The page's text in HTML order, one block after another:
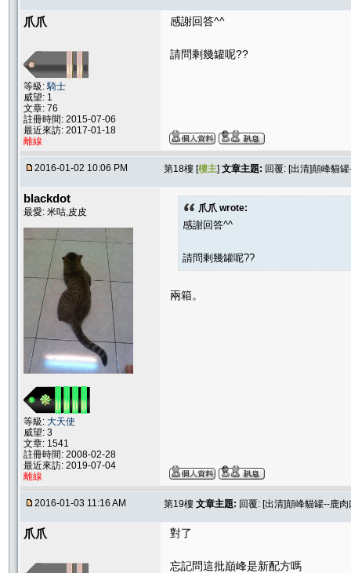
爪爪
等級:騎士
威望: 1
文章: 76
註冊時間: 2015-07-06
最近來訪: 2017-01-18
離線
感謝回答^^
請問剩幾罐呢??
2016-01-02 10:06 PM 第18樓 [樓主] 文章主題: 回覆: [出清]顛峰貓
blackdot
最愛: 米咕,皮皮
等級: 大天使
威望: 3
文章: 1541
註冊時間: 2008-02-28
最近來訪: 2019-07-04
離線
爪爪 wrote:
感謝回答^^
請問剩幾罐呢??
兩箱。
2016-01-03 11:16 AM 第19樓 文章主題: 回覆: [出清]顛峰貓罐--鹿
爪爪 對了
忘記問這批巔峰是新配方嗎